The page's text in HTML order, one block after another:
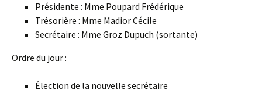
Présidente : Mme Poupard Frédérique
Trésorière : Mme Madior Cécile
Secrétaire : Mme Groz Dupuch (sortante)
Ordre du jour:
Élection de la nouvelle secrétaire